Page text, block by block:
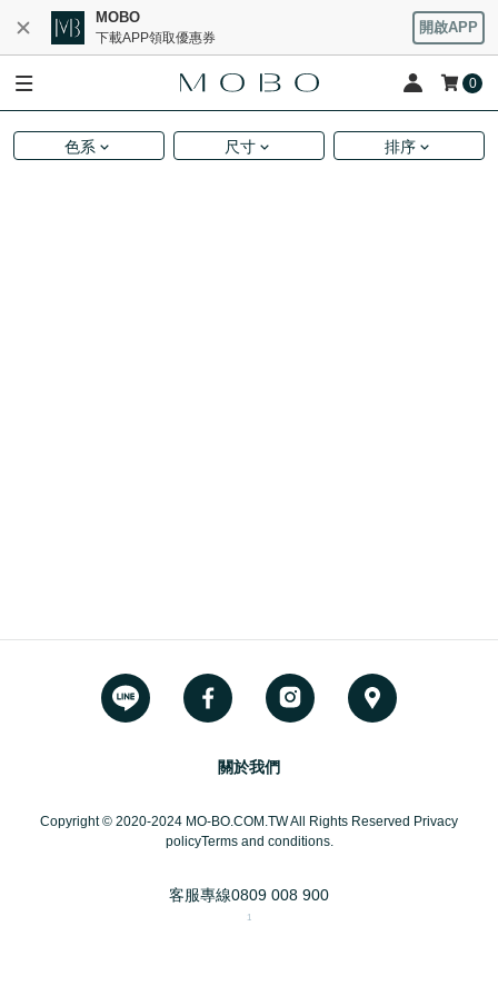
MOBO
下載APP領取優惠券
開啟APP
0
色系 尺寸 排序
關於我們
Copyright © 2020-2024 MO-BO.COM.TW All Rights Reserved Privacy
policyTerms and conditions.
客服專線0809 008 900
1